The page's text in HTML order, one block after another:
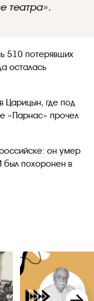
театра».
510 потерявших
осталась
Царицын, где под
«Парнас» прочел
он умер
был похоронен в